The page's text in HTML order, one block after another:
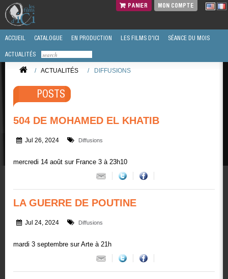
PANIER MON COMPTE
ACCUEIL CATALOGUE EN PRODUCTION LES FILMS D'ICI SÉANCE DU MOIS
ACTUALITÉS
/ ACTUALITÉS / DIFFUSIONS
POSTS
504 DE MOHAMED EL KHATIB
Jul 26, 2024 Diffusions
mercredi 14 août sur France 3 à 23h10
LA GUERRE DE POUTINE
Jul 24, 2024 Diffusions
mardi 3 septembre sur Arte à 21h